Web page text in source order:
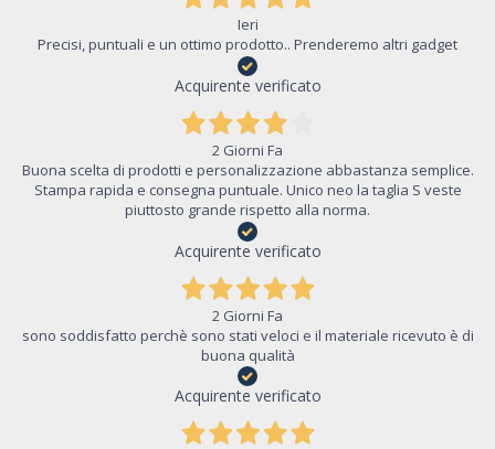
Ieri
Precisi, puntuali e un ottimo prodotto.. Prenderemo altri gadget
Acquirente verificato
2 Giorni Fa
Buona scelta di prodotti e personalizzazione abbastanza semplice.
Stampa rapida e consegna puntuale. Unico neo la taglia S veste
piuttosto grande rispetto alla norma.
Acquirente verificato
2 Giorni Fa
sono soddisfatto perchè sono stati veloci e il materiale ricevuto è di
buona qualità
Acquirente verificato